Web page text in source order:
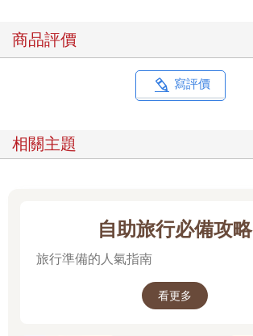
商品評價
寫評價
相關主題
自助旅行必備攻略
旅行準備的人氣指南
看更多